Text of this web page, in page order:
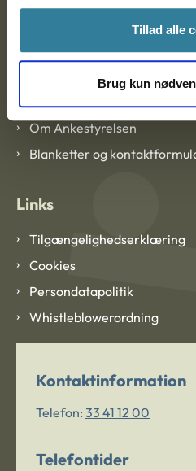
Tillad alle
Brug kun
EAN: 57 98 000 35 48 21
Om Ankestyrelsen
Om Ankestyrelsen
Blanketter og
Links
Tilgængelighedserklæring
Cookies
Persondatapolitik
Whistleblowerordning
Kontaktinformation
Telefon: 33 41 12 00
Telefontider